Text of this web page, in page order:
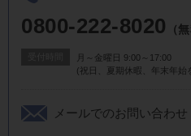
0800-222-8020 （
月～金曜日 9:00～17:00
(祝日、夏期休暇、年末年始
メールでのお問い合わせ